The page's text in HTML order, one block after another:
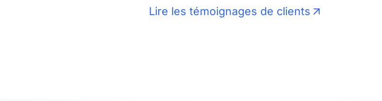
Lire les témoignages de clients